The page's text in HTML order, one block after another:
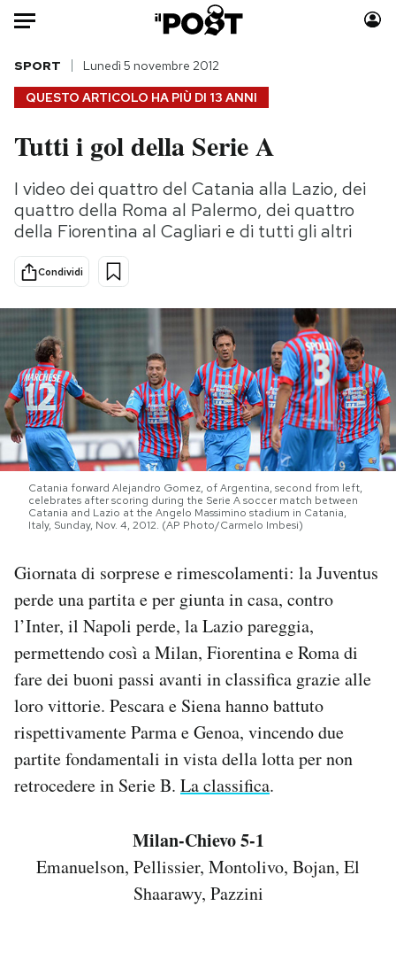
Auto
HOME
Italia
Politica
Tecnologia
Scienza
Sport
Moda
Consumismi
Storie/Idee
Altrecose
Mondiali calcio 2026
PODCAST
NEWSLETTER
SHOP
AREA PERSONALE
Area Personale
Newsletter
Esci
QUESTO ARTICOLO HA PIÙ DI 13 ANNI
SPORT Lunedì 5 novembre 2012
Tutti i gol della Serie A
I video dei quattro del Catania alla Lazio, dei
quattro della Roma al Palermo, dei quattro
della Fiorentina al Cagliari e di tutti gli altri
Condividi
Catania forward Alejandro Gomez, of Argentina, second from left,
celebrates after scoring during the Serie A soccer match between
Catania and Lazio at the Angelo Massimino stadium in Catania,
Italy, Sunday, Nov. 4, 2012. (AP Photo/Carmelo Imbesi)
Giornata di sorprese e rimescolamenti: la Juventus
perde una partita e per giunta in casa, contro
l’Inter, il Napoli perde, la Lazio pareggia,
permettendo così a Milan, Fiorentina e Roma di
fare dei buoni passi avanti in classifica grazie alle
loro vittorie. Pescara e Siena hanno battuto
rispettivamente Parma e Genoa, vincendo due
partite fondamentali in vista della lotta per non
retrocedere in Serie B. La classifica.
Milan-Chievo 5-1
Emanuelson, Pellissier, Montolivo, Bojan, El
Shaarawy, Pazzini